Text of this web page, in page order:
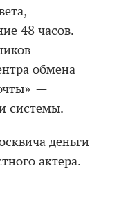
48 часов.
обмена
—
системы.
деньги
актера.